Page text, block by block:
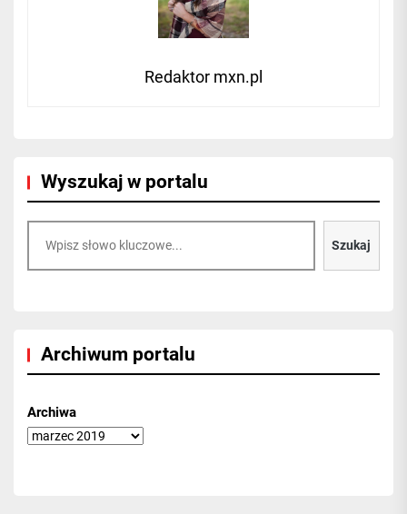
Redaktor mxn.pl
Wyszukaj w portalu
Szukaj
Archiwum portalu
Archiwa